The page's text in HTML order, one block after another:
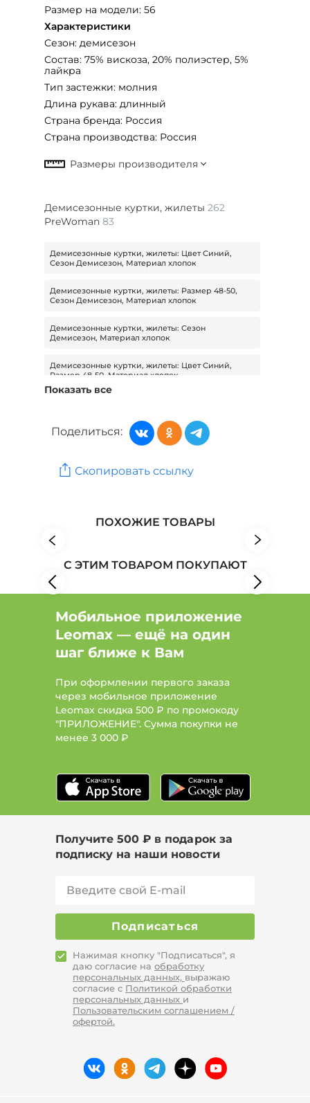
Размер на модели: 56
Характеристики
Сезон: демисезон
Состав: 75% вискоза, 20% полиэстер, 5%
лайкра
Тип застежки: молния
Длина рукава: длинный
Страна бренда: Россия
Страна производства: Россия
Демисезонные куртки, жилеты 262
PreWoman 83
Демисезонные куртки, жилеты: Цвет Синий,
Сезон Демисезон, Материал хлопок
Демисезонные куртки, жилеты: Размер 48-50,
Сезон Демисезон, Материал хлопок
Демисезонные куртки, жилеты: Сезон
Демисезон, Материал хлопок
Демисезонные куртки, жилеты: Цвет Синий,
Размер 48-50, Материал хлопок
Демисезонные куртки, жилеты: Цвет Синий,
Демисезонные куртки, жилеты: Вид застежки
Верхняя одежда: Бренд Мех ОРЕТЕКС
Верхняя одежда: Бренд MIO IMPERATRICE
Показать все
Поделиться:
Скопировать ссылку
ПОХОЖИЕ ТОВАРЫ
С ЭТИМ ТОВАРОМ ПОКУПАЮТ
Мобильное приложение
Leomax — ещё на один
шаг ближе к Вам
При оформлении первого заказа
через мобильное приложение
Leomax скидка 500 ₽ по промокоду
"ПРИЛОЖЕНИЕ". Сумма покупки не
менее 3 000 ₽
Получите 500 ₽ в подарок за
подписку на наши новости
Подписаться
Нажимая кнопку "Подписаться", я
даю согласие на обработку
персональных данных, выражаю
согласие с Политикой обработки
персональных данных и
Пользовательским соглашением /
офертой.